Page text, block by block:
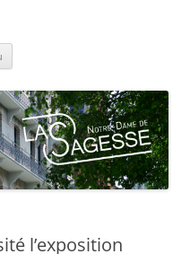
l’exposition